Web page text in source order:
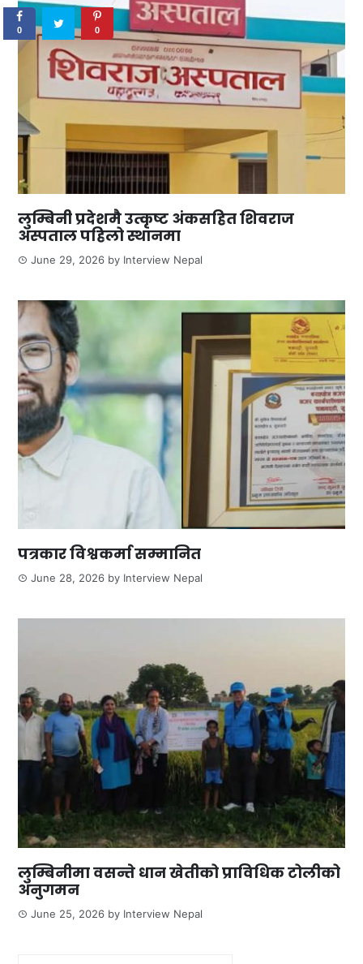
लुम्बिनी प्रदेशमै उत्कृष्ट अंकसहित शिवराज
अस्पताल पहिलो स्थानमा
June 29, 2026 by Interview Nepal
पत्रकार विश्वकर्मा सम्मानित
June 28, 2026 by Interview Nepal
लुम्बिनीमा वसन्ते धान खेतीको प्राविधिक टोलीको
अनुगमन
June 25, 2026 by Interview Nepal
0 0